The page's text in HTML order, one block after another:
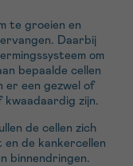
te groeien en
Daarbij
om
bepaalde cellen
er een gezwel of
zijn.
de cellen zich
de kankercellen
binnendringen.